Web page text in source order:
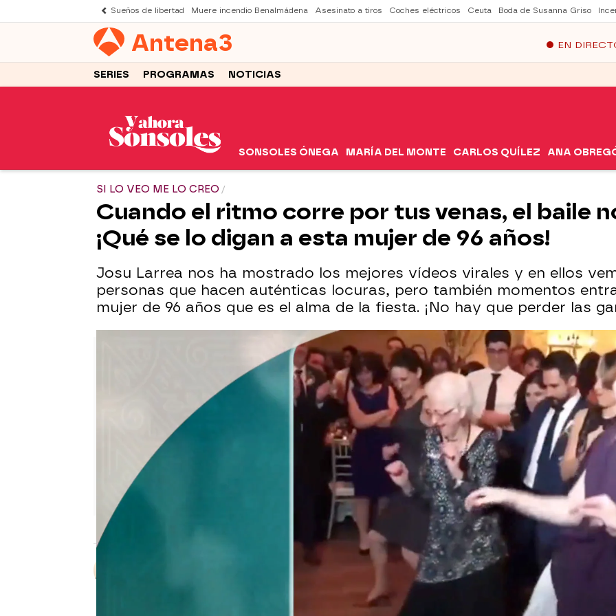
Sueños de libertad Muere incendio Benalmádena Asesinato a tiros Coches eléctricos Ceuta Boda de Susanna Griso
Antena3 EN
SERIES PROGRAMAS NOTICIAS
SONSOLES ÓNEGA MARÍA DEL MONTE CARLOS QUÍLEZ ANA
SI LO VEO ME LO CREO
Cuando el ritmo corre por tus venas, el baile
¡Qué se lo digan a esta mujer de 96 años!
Josu Larrea nos ha mostrado los mejores vídeos virales y en ellos
personas que hacen auténticas locuras, pero también momentos
mujer de 96 años que es el alma de la fiesta. ¡No hay que perder las
WhatsappFacebook
X